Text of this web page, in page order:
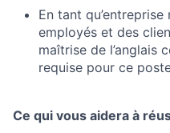
En tant
employés et des
maîtrise de l’anglais
requise pour ce
Ce qui vous aidera à